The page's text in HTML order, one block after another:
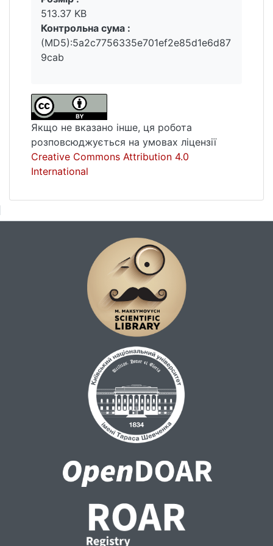
Суду як органу конституційної юстиції є
функціонування конституційної
юрисдикції, діяльність якої полягає у
здійсненні конституційного контролю,
вирішенні правових спорів, що стосуються
впливу на правову дійсність у державі у
рамках повноважень, що надані
конституційній юстиції законом.
513.37 KB
Контрольна сума :
(MD5):5a2c7756335e701ef2e85d1e6d87
9cab
Якщо не вказано інше, ця робота
розповсюджується на умовах ліцензії
Creative Commons Attribution 4.0
International